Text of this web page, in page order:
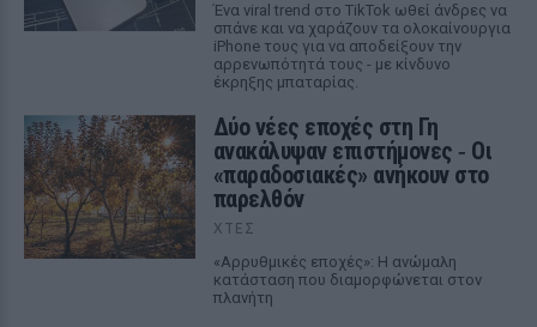
Ένα viral trend στο TikTok ωθεί άνδρες να
σπάνε και να χαράζουν τα ολοκαίνουργια
iPhone τους για να αποδείξουν την
αρρενωπότητά τους - με κίνδυνο
έκρηξης μπαταρίας.
Δύο νέες εποχές στη Γη
ανακάλυψαν επιστήμονες ‑ Oι
«παραδοσιακές» ανήκουν στο
παρελθόν
ΧΤΕΣ
«Αρρυθμικές εποχές»: Η ανώμαλη
κατάσταση που διαμορφώνεται στον
πλανήτη